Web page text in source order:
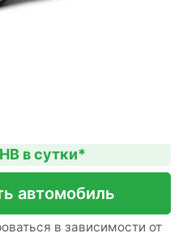
в сутки*
автомобиль
в зависимости от